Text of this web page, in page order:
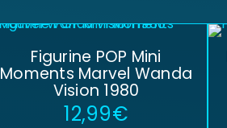
Figurine POP Mini
Moments Marvel Wanda
Vision 1980
12,99€